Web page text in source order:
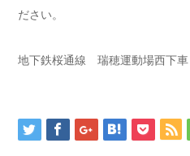
ださい。
地下鉄桜通線 瑞穂運動場西下